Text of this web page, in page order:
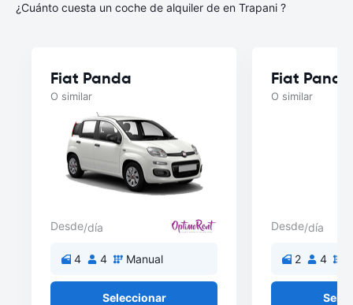
¿Cuánto cuesta un coche de alquiler de en Trapani ?
Fiat Panda
O similar
Desde/día
4 4 Manual
Seleccionar
Fiat Panda
O similar
Desde/día
2 4